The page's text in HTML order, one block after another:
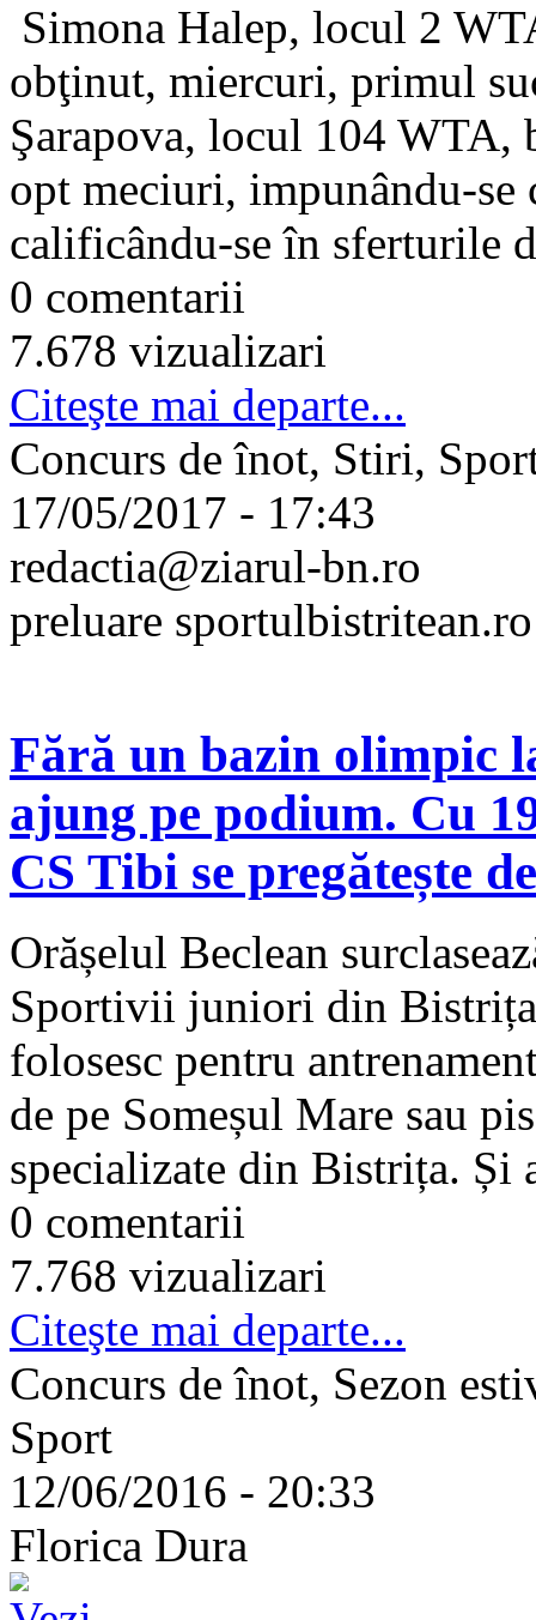
Simona Halep, locul 2
obţinut, miercuri, primul
Şarapova, locul 104
opt meciuri, impunându-
calificându-se în sferturile
0 comentarii
7.678 vizualizari
Citeşte mai departe...
Concurs de înot, Stiri,
17/05/2017 - 17:43
redactia@ziarul-bn.ro
preluare sportulbistritean.ro
Fără un bazin olimpic
ajung pe podium. Cu
CS Tibi se pregătește
Orășelul Beclean
Sportivii juniori din Bistrița
folosesc pentru
de pe Someșul Mare sau
specializate din Bistrița. Și
0 comentarii
7.768 vizualizari
Citeşte mai departe...
Concurs de înot, Sezon
Sport
12/06/2016 - 20:33
Florica Dura